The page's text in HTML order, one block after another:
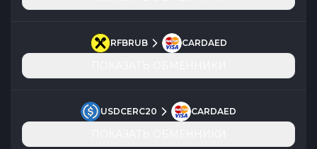
RFBRUB CARDAED
USDCERC20 CARDAED